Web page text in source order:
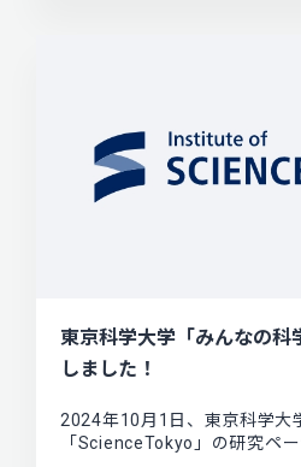
東京科学大学「みんなの科
しました！
2024年10月1日、東京科学大
「ScienceTokyo」の研究ペ